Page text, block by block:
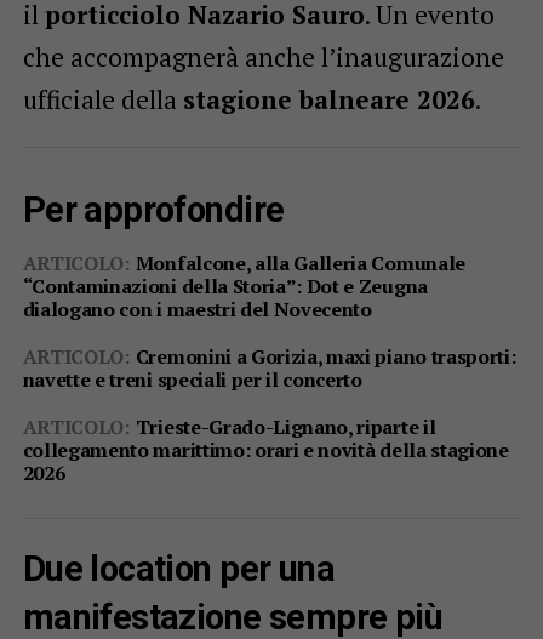
il porticciolo Nazario Sauro. Un evento
che accompagnerà anche l’inaugurazione
ufficiale della stagione balneare 2026.
Per approfondire
ARTICOLO: Monfalcone, alla Galleria Comunale
“Contaminazioni della Storia”: Dot e Zeugna
dialogano con i maestri del Novecento
ARTICOLO: Cremonini a Gorizia, maxi piano trasporti:
navette e treni speciali per il concerto
ARTICOLO: Trieste-Grado-Lignano, riparte il
collegamento marittimo: orari e novità della stagione
2026
Due location per una
manifestazione sempre più